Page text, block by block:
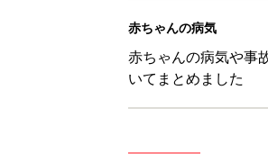
赤ちゃんの病気
赤ちゃんの病気や事
いてまとめました